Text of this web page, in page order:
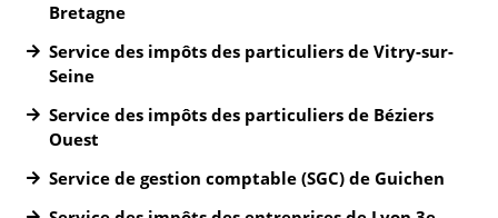
Bretagne
Service des impôts des particuliers de Vitry-sur-
Seine
Service des impôts des particuliers de Béziers
Ouest
Service de gestion comptable (SGC) de Guichen